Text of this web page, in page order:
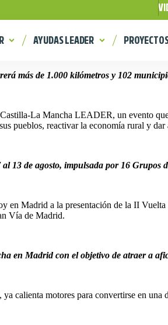
AYUDAS LEADER
más de 1.000 kilómetros y 102
La Mancha LEADER, un evento
pueblos, reactivar la economía rural y
13 de agosto, impulsada por 16 Grupos
en Madrid a la presentación de la II
Vía de Madrid.
en Madrid con el objetivo de atraer a
calienta motores para convertirse en